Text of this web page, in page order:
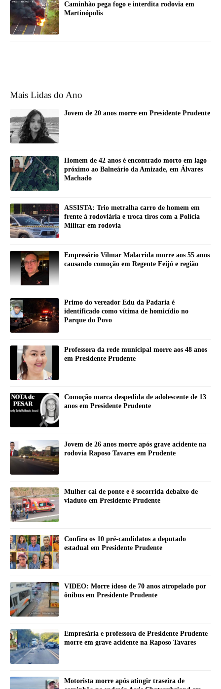
Caminhão pega fogo e interdita rodovia em
Martinópolis
Mais Lidas do Ano
Jovem de 20 anos morre em Presidente Prudente
Homem de 42 anos é encontrado morto em lago
próximo ao Balneário da Amizade, em Álvares
Machado
ASSISTA: Trio metralha carro de homem em
frente à rodoviária e troca tiros com a Polícia
Militar em rodovia
Empresário Vilmar Malacrida morre aos 55 anos
causando comoção em Regente Feijó e região
Primo do vereador Edu da Padaria é
identificado como vítima de homicídio no
Parque do Povo
Professora da rede municipal morre aos 48 anos
em Presidente Prudente
Comoção marca despedida de adolescente de 13
anos em Presidente Prudente
Jovem de 26 anos morre após grave acidente na
rodovia Raposo Tavares em Prudente
Mulher cai de ponte e é socorrida debaixo de
viaduto em Presidente Prudente
Confira os 10 pré-candidatos a deputado
estadual em Presidente Prudente
VIDEO: Morre idoso de 70 anos atropelado por
ônibus em Presidente Prudente
Empresária e professora de Presidente Prudente
morre em grave acidente na Raposo Tavares
Motorista morre após atingir traseira de